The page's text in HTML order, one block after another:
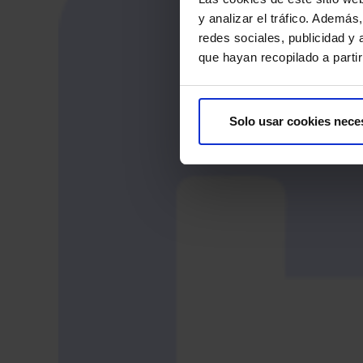
y analizar el tráfico.
redes sociales, publicidad y
que hayan recopilado a
Solo usar cookies